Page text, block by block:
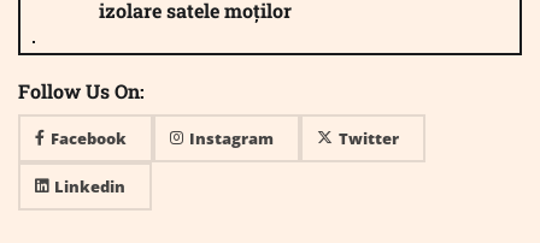
izolare satele moților
Follow Us On:
Facebook Instagram Twitter
Linkedin